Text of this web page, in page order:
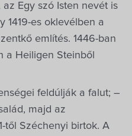
Egy szó Isten nevét is
1419-es oklevélben a
említés. 1446-ban
a Heiligen Steinből
feldúlják a falut; –
majd az
től Széchenyi birtok. A